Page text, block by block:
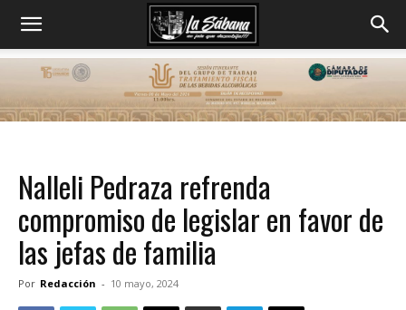
Nalleli Pedraza refrenda
compromiso de legislar en favor de
las jefas de familia
Por Redacción - 10 mayo, 2024